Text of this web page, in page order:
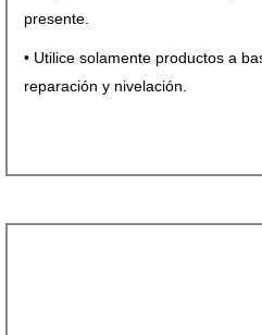
presente.
• Utilice solamente productos a
reparación y nivelación.